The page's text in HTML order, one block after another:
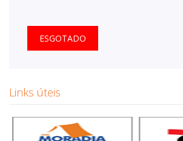
ESGOTADO
Links úteis